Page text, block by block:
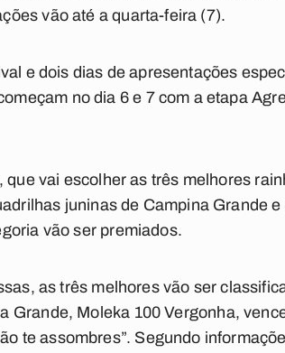
vão até a quarta-feira (7).
e dois dias de apresentações
no dia 6 e 7 com a etapa
que vai escolher as três melhores
juninasde Campina Grande
vão ser premiados.
as três melhores vão ser
Grande, Moleka 100 Vergonha,
te assombres”. Segundo